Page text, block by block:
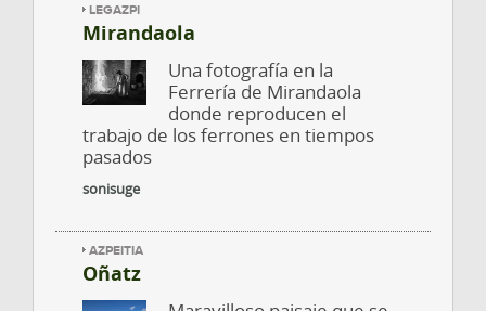
LEGAZPI
Mirandaola
Una fotografía en la
Ferrería de Mirandaola
donde reproducen el
trabajo de los ferrones en tiempos
pasados
sonisuge
AZPEITIA
Oñatz